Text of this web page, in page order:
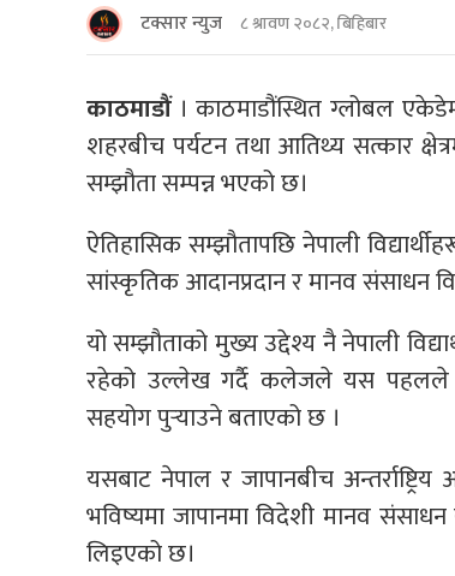
टक्सार न्युज ८ श्रावण २०८२, बिहिबार
काठमाडौं। काठमाडौंस्थित ग्लोबल
शहरबीच पर्यटन तथा आतिथ्य सत्कार
सम्झौता सम्पन्न भएको छ।
ऐतिहासिक सम्झौतापछि नेपाली
सांस्कृतिक आदानप्रदान र मानव संसाधन
यो सम्झौताको मुख्य उद्देश्य नै नेपाली
रहेको उल्लेख गर्दै कलेजले यस पहलले
सहयोग पुर्‍याउने बताएको छ ।
यसबाट नेपाल र जापानबीच
भविष्यमा जापानमा विदेशी मानव
लिइएको छ।